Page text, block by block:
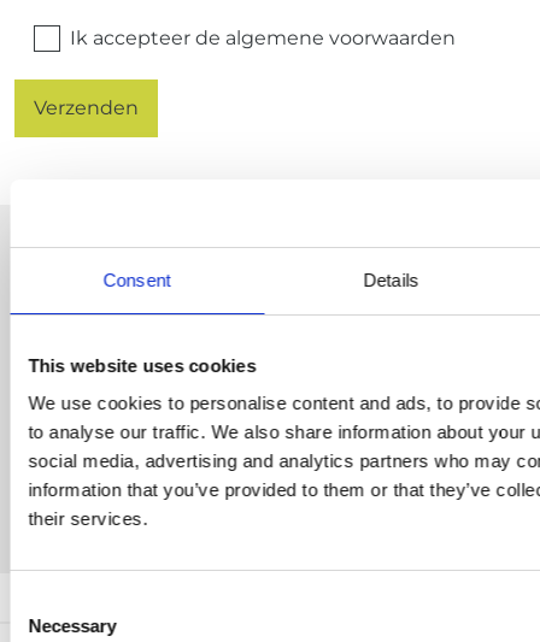
Consent Details
This website uses cookies
We use cookies to personalise content and ads, to provide
to analyse our traffic. We also share information about your
social media, advertising and analytics partners who may
information that you’ve provided to them or that they’ve
their services.
Selection
Necessary
Ik accepteer de algemene voorwaarden
Meer info over onze
producten?
Wil je meer info over onze producten of wil je
een offerte volledig op maat van jouw project?
Wij stellen onze ervaring en know-how graag
tot uw dienst.